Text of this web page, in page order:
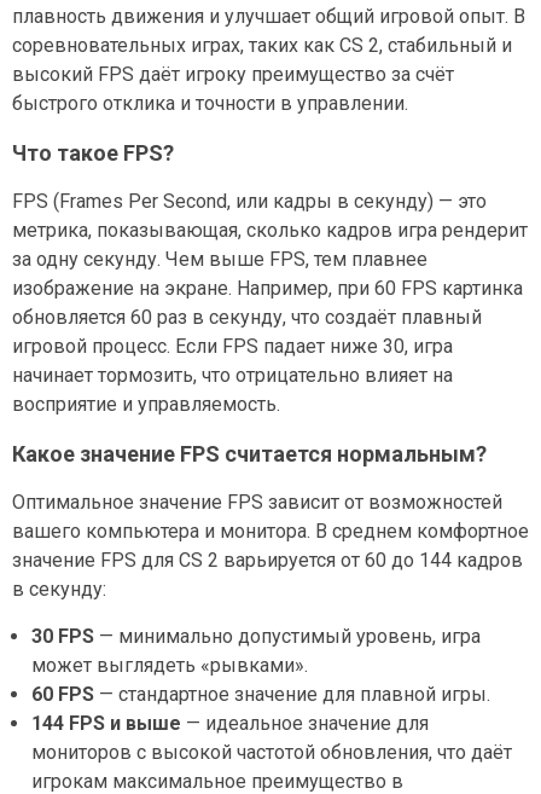
плавность движения и улучшает общий игровой опыт. В
соревновательных играх, таких как CS 2, стабильный и
высокий FPS даёт игроку преимущество за счёт
быстрого отклика и точности в управлении.
Что такое FPS?
FPS (Frames Per Second, или кадры в секунду) — это
метрика, показывающая, сколько кадров игра рендерит
за одну секунду. Чем выше FPS, тем плавнее
изображение на экране. Например, при 60 FPS картинка
обновляется 60 раз в секунду, что создаёт плавный
игровой процесс. Если FPS падает ниже 30, игра
начинает тормозить, что отрицательно влияет на
восприятие и управляемость.
Какое значение FPS считается нормальным?
Оптимальное значение FPS зависит от возможностей
вашего компьютера и монитора. В среднем комфортное
значение FPS для CS 2 варьируется от 60 до 144 кадров
в секунду:
30 FPS — минимально допустимый уровень, игра
может выглядеть «рывками».
60 FPS — стандартное значение для плавной игры.
144 FPS и выше — идеальное значение для
мониторов с высокой частотой обновления, что даёт
игрокам максимальное преимущество в